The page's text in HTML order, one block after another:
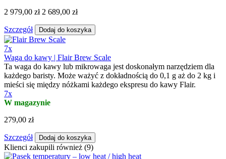
2 979,00 zł 2 689,00 zł
Szczegół Dodaj do koszyka
7x
Waga do kawy | Flair Brew Scale
Ta waga do kawy lub mikrowaga jest doskonałym narzędziem dla
każdego baristy. Może ważyć z dokładnością do 0,1 g aż do 2 kg i
mieści się między nóżkami każdego ekspresu do kawy Flair.
7x
W magazynie
279,00 zł
Szczegół Dodaj do koszyka
Klienci zakupili również (9)